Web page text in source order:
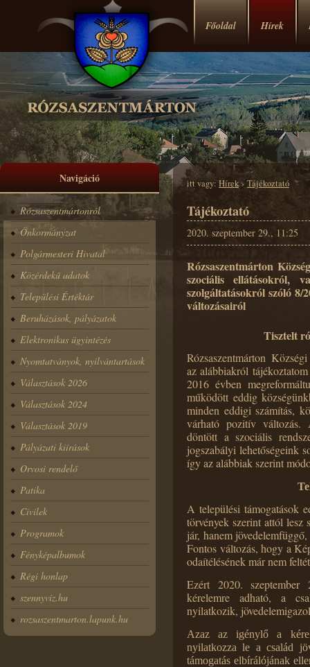
Főoldal Hírek
Navigáció
Rózsaszentmártonról
Önkormányzat
Polgármesteri Hivatal
Közérdekű adatok
Települési Értéktár
Beruházások, pályázatok
Elektronikus ügyintézés
Nyomtatványok, nyilvántartások
Választások 2026
Választások 2024
Választások 2019
Pályázati kiírások
Orvosi rendelő
Patika
Civilek
Programok
Fényképalbumok
Régi honlap
szennyvíz.hu
rozsaszentmarton.lapunk.hu
itt vagy: Hírek›Tájékoztató
Tájékoztató
2020. szeptember 29., 11:25
Rózsaszentmárton
szociális ellátásokról,
szolgáltatásokról szóló
változásairól
Tisztelt
Rózsaszentmárton
az alábbiakról
2016 évben
működött eddig
minden eddigi számítás,
várható pozitív változás.
döntött a szociális
jogszabályi lehetőségeink
így az alábbiak szerint
A települési támogatások
törvények szerint attól
jár, hanem
Fontos változás, hogy a
odaítélésének már nem
Ezért 2020. szeptember
kérelemre adható, a
nyilatkozik,
Azaz az igénylő a
nyilatkozza le a család
támogatás elbírálójának